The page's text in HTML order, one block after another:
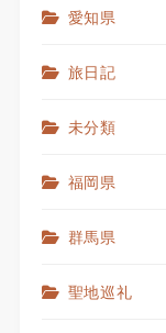
愛知県
旅日記
未分類
福岡県
群馬県
聖地巡礼